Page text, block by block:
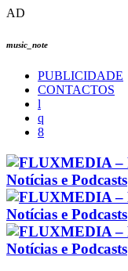
AD
music_note
PUBLICIDADE
CONTACTOS